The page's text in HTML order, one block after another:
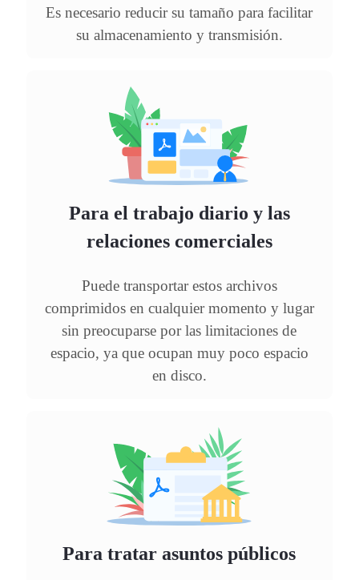
Es necesario reducir su tamaño para facilitar
su almacenamiento y transmisión.
Para el trabajo diario y las
relaciones comerciales
Puede transportar estos archivos
comprimidos en cualquier momento y lugar
sin preocuparse por las limitaciones de
espacio, ya que ocupan muy poco espacio
en disco.
Para tratar asuntos públicos